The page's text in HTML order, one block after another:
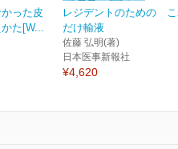
った皮
た[W...
レジデントのための
だけ輸液
佐藤 弘明(著)
日本医事新報社
¥4,620